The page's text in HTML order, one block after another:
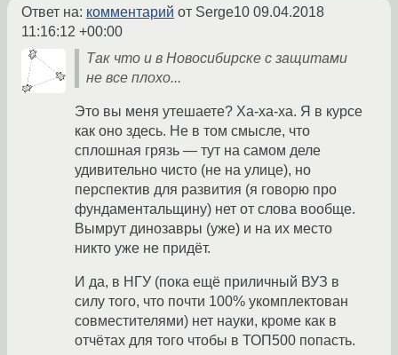
Ответ на: комментарий от Serge10 09.04.2018
11:16:12 +00:00
Так что и в Новосибирске с защитами
не все плохо...
Это вы меня утешаете? Ха-ха-ха. Я в курсе
как оно здесь. Не в том смысле, что
сплошная грязь — тут на самом деле
удивительно чисто (не на улице), но
перспектив для развития (я говорю про
фундаментальщину) нет от слова вообще.
Вымрут динозавры (уже) и на их место
никто уже не придёт.
И да, в НГУ (пока ещё приличный ВУЗ в
силу того, что почти 100% укомплектован
совместителями) нет науки, кроме как в
отчётах для того чтобы в ТОП500 попасть.